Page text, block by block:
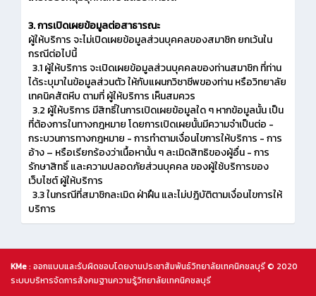
3. การเปิดเผยข้อมูลต่อสาธารณะ
ผู้ให้บริการ จะไม่เปิดเผยข้อมูลส่วนบุคคลของสมาชิก ยกเว้นใน
กรณีต่อไปนี้
3.1 ผู้ให้บริการ จะเปิดเผยข้อมูลส่วนบุคคลของท่านสมาชิก ที่ท่าน
ได้ระบุมาในข้อมูลส่วนตัว ให้กับแผนกวิชาชีพของท่าน หรือวิทยาลัย
เทคนิคสัตหีบ ตามที่ ผู้ให้บริการ เห็นสมควร
3.2 ผู้ให้บริการ มีสิทธิ์ในการเปิดเผยข้อมูลใด ๆ หากข้อมูลนั้น เป็น
ที่ต้องการในทางกฎหมาย โดยการเปิดเผยนั้นมีความจำเป็นต่อ -
กระบวนการทางกฎหมาย - การทำตามเงื่อนไขการให้บริการ - การ
อ้าง – หรือเรียกร้องว่าเนื้อหานั้น ๆ ละเมิดสิทธิของผู้อื่น - การ
รักษาสิทธิ์ และความปลอดภัยส่วนบุคคล ของผู้ใช้บริการของ
เว็บไซต์ ผู้ให้บริการ
3.3 ในกรณีที่สมาชิกละเมิด ฝ่าฝืน และไม่ปฎิบัติตามเงื่อนไขการให้
บริการ
KMe: ออกแบบและรับผิดชอบโดยงานประชาสัมพันธ์วิทยาลัยเทคนิคชลบุรี © 2020
ระบบบริหารจัดการสังคมฐานความรู้วิทยาลัยเทคนิคชลบุรี